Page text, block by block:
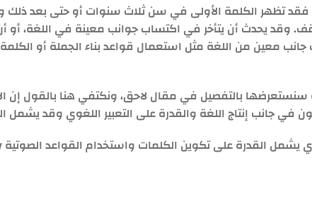
تظهر الكلمة الأولى في سن ثلاث سنوات أو حتى بعد
وقد يحدث أن يتأخر في اكتساب جوانب معينة في اللغة، أو
معين من اللغة مثل استعمال قواعد بناء الجملة أو الكلمة
بالتفصيل في مقال لاحق، ونكتفي هنا بالقول
جانب إنتاج اللغة والقدرة على التعبير اللغوي وقد يشمل